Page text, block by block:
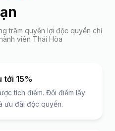
trăm quyền lợi độc quyền chỉ
viên Thái Hòa
tới 15%
tích điểm. Đổi điểm lấy
ưu đãi độc quyền.